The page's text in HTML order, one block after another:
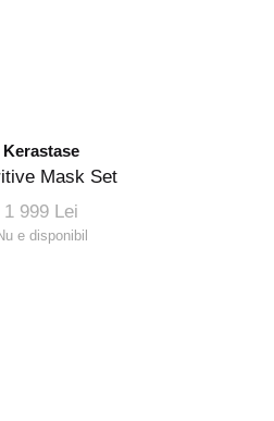
Kerastase
Mask Set
1 999 Lei
e disponibil